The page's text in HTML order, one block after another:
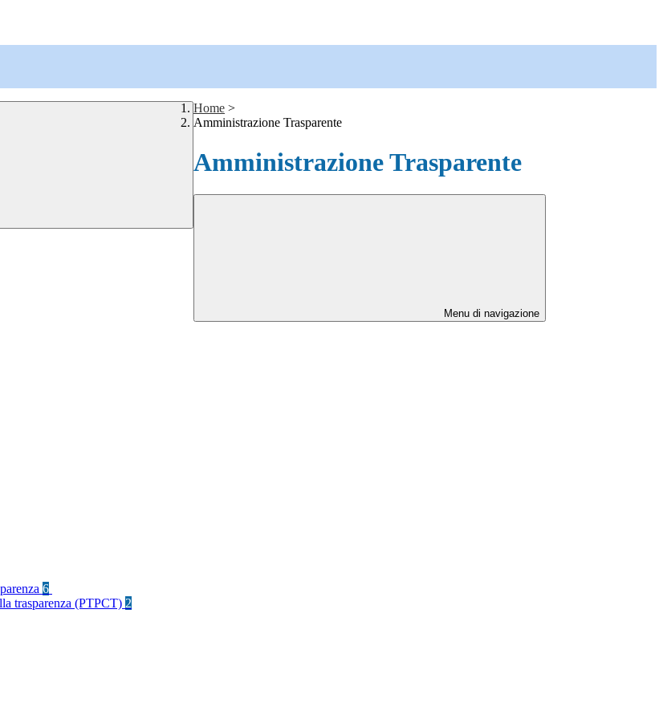
Home >
Amministrazione Trasparente
Amministrazione Trasparente
Menu di navigazione
6
trasparenza (PTPCT) 2